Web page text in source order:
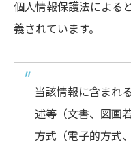
個人情報保護法による
義されています。
当該情報に含まれ
述等（文書、図画
方式（電子的方式